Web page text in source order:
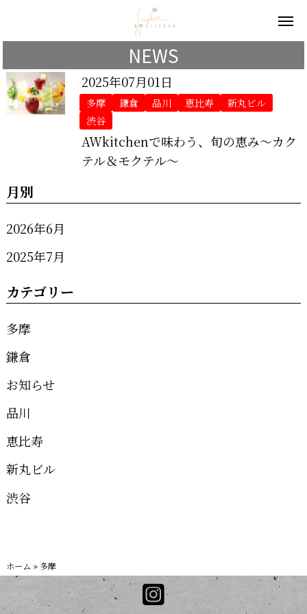
NEWS
2025年07月01日
多摩 鎌倉 品川 恵比寿
新丸ビル
渋谷
AWkitchenで味わう、旬の恵み～カク
テル＆モクテル～
月別
2026年6月
2025年7月
カテゴリー
多摩
鎌倉
お知らせ
品川
恵比寿
新丸ビル
渋谷
ホーム » 多摩